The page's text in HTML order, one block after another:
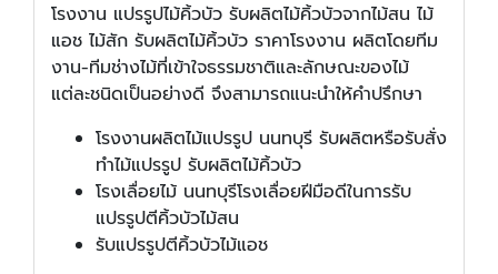
โรงงาน แปรรูปไม้คิ้วบัว รับผลิตไม้คิ้วบัวจากไม้สน ไม้
แอช ไม้สัก รับผลิตไม้คิ้วบัว ราคาโรงงาน ผลิตโดยทีม
งาน-ทีมช่างไม้ที่เข้าใจธรรมชาติและลักษณะของไม้
แต่ละชนิดเป็นอย่างดี จึงสามารถแนะนำให้คำปรึกษา
โรงงานผลิตไม้แปรรูป นนทบุรี รับผลิตหรือรับสั่ง
ทำไม้แปรรูป รับผลิตไม้คิ้วบัว
โรงเลื่อยไม้ นนทบุรีโรงเลื่อยฝีมือดีในการรับ
แปรรูปตีคิ้วบัวไม้สน
รับแปรรูปตีคิ้วบัวไม้แอช